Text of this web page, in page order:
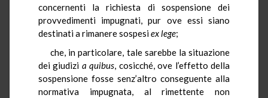
concernenti la richiesta di sospensione dei
provvedimenti impugnati, pur ove essi siano
destinati a rimanere sospesiex lege;
che, in particolare, tale sarebbe la situazione
dei giudizi a quibus, cosicché, ove l’effetto della
sospensione fosse senz’altro conseguente alla
normativa impugnata, al rimettente non